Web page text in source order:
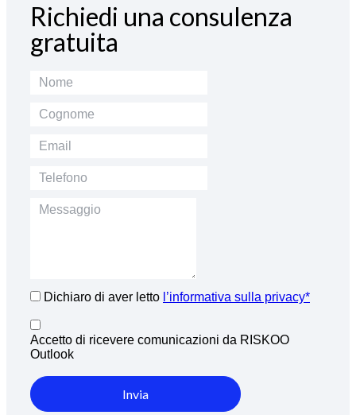
Richiedi una consulenza
gratuita
Dichiaro di aver letto l’informativa sulla privacy*
Accetto di ricevere comunicazioni da RISKOO
Outlook
Invia